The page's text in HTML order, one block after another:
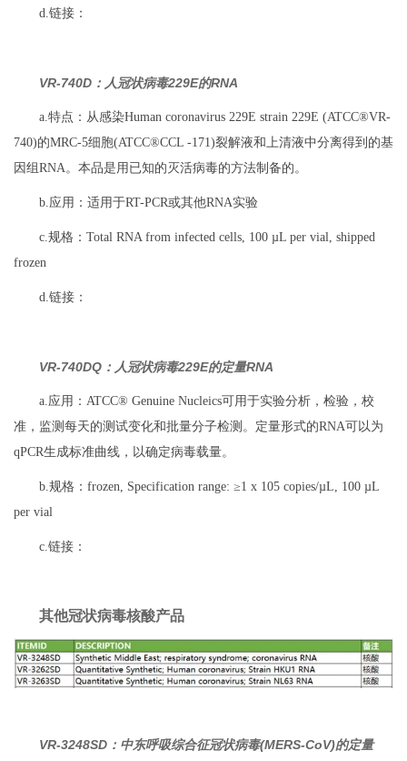
d.链接：
VR-740D：人冠状病毒229E的RNA
a.特点：从感染Human coronavirus 229E strain 229E (ATCC®VR-
740)的MRC-5细胞(ATCC®CCL -171)裂解液和上清液中分离得到的基
因组RNA。本品是用已知的灭活病毒的方法制备的。
b.应用：适用于RT-PCR或其他RNA实验
c.规格：Total RNA from infected cells, 100 µL per vial, shipped
frozen
d.链接：
VR-740DQ：人冠状病毒229E的定量RNA
a.应用：ATCC® Genuine Nucleics可用于实验分析，检验，校
准，监测每天的测试变化和批量分子检测。定量形式的RNA可以为
qPCR生成标准曲线，以确定病毒载量。
b.规格：frozen, Specification range: ≥1 x 105 copies/µL, 100 µL
per vial
c.链接：
其他冠状病毒核酸产品
VR-3248SD：中东呼吸综合征冠状病毒(MERS-CoV)的定量